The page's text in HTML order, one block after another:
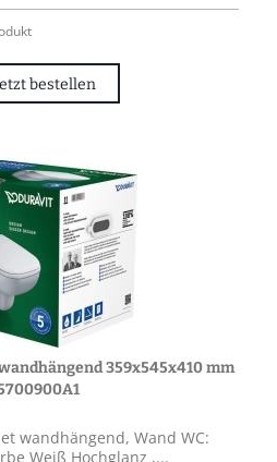
bestellen
359x545x410 mm
wandhängend, Wand WC:
Weiß Hochglanz ,...